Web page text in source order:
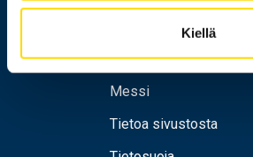
Kiellä
Laskutusosoite
Medialle
Messi
Tietoa sivustosta